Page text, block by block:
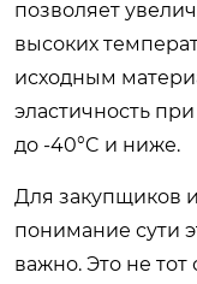
позволяет
высоких
исходным
эластичность
до -40°C и ниже.
Для закупщиков
понимание сути
важно. Это не